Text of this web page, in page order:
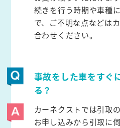
続きを行う時期や車種
で、ご不明な点などは
合わせください。
事故をした車をすぐ
る？
カーネクストでは引取
お申し込みから引取に